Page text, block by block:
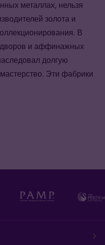
металлах, нельзя
золота и
В
дворов и аффинажных
долгую
Эти фабрики